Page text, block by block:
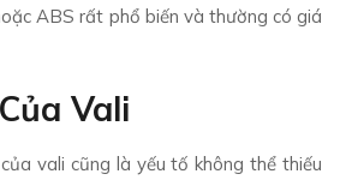
ABS rất phổ biến và thường có giá
Vali
vali cũng là yếu tố không thể thiếu